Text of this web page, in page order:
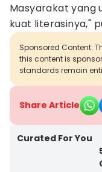
Masyarakat yang
kuat literasinya,"
Sponsored Content:
this content is
standards remain
Share Article
Curated For You